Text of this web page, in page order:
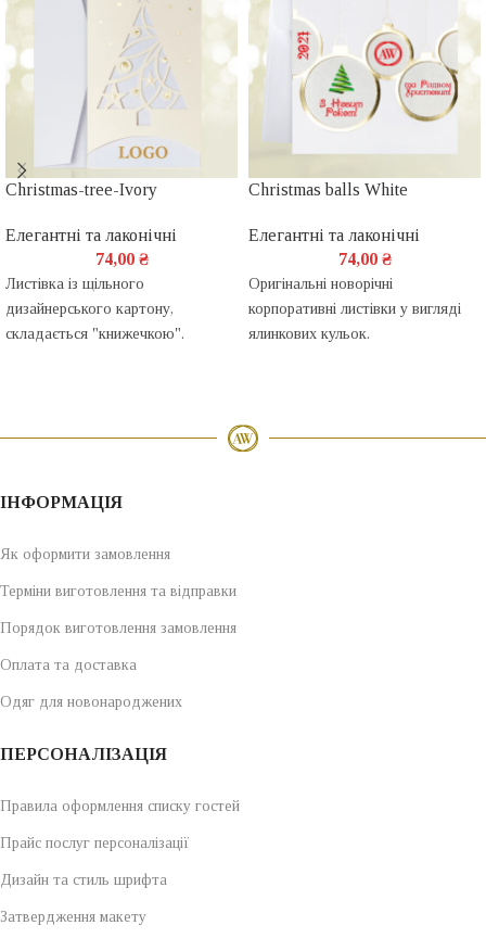
Christmas-tree-Ivory
Елегантні та лаконічні
74,00 ₴
Листівка із щільного
дизайнерського картону,
складається "книжечкою".
Christmas balls White
Елегантні та лаконічні
74,00 ₴
Оригінальні новорічні
корпоративні листівки у вигляді
ялинкових кульок.
ІНФОРМАЦІЯ
Як оформити замовлення
Терміни виготовлення та відправки
Порядок виготовлення замовлення
Оплата та доставка
Одяг для новонароджених
ПЕРСОНАЛІЗАЦІЯ
Правила оформлення списку гостей
Прайс послуг персоналізації
Дизайн та стиль шрифта
Затвердження макету